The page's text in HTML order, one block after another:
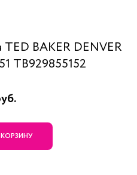
TED BAKER DENVER
TB929855152
КОРЗИНУ